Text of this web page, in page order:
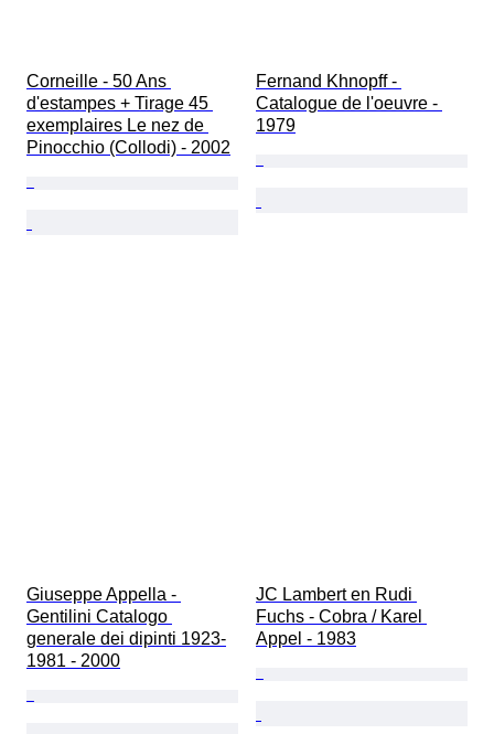
Corneille - 50 Ans
d'estampes + Tirage 45
exemplaires Le nez de
Pinocchio (Collodi) - 2002
Fernand Khnopff -
Catalogue de l'oeuvre -
1979
Giuseppe Appella -
Gentilini Catalogo
generale dei dipinti 1923-
1981 - 2000
JC Lambert en Rudi
Fuchs - Cobra / Karel
Appel - 1983